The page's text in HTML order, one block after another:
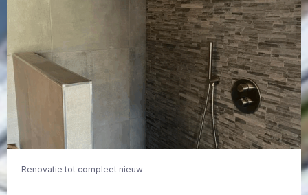
Renovatie tot compleet nieuw